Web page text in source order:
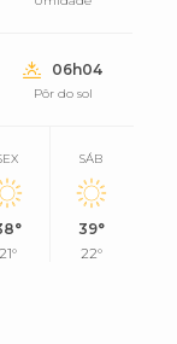
06h04
Pôr do sol
21°
SÁB
39°
22°